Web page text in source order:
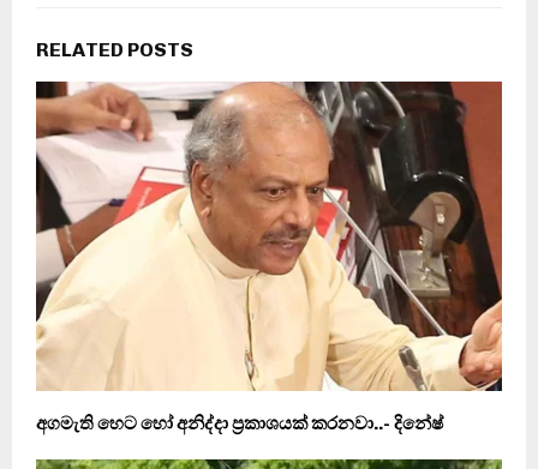
RELATED POSTS
අගමැති හෙට හෝ අනිද්දා ප‍්‍රකාශයක් කරනවා..- දිනේෂ්